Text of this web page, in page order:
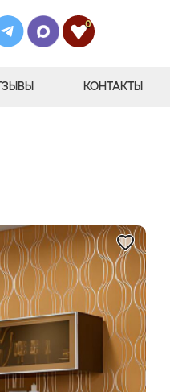
0
КОНТАКТЫ